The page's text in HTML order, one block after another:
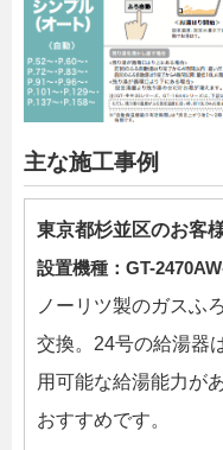
主な施工事例
東京都杉並区のお客
設置機種：GT-
ノーリツ製のガスふ
交換。24号の給湯器
用可能な給湯能力が
おすすめです。